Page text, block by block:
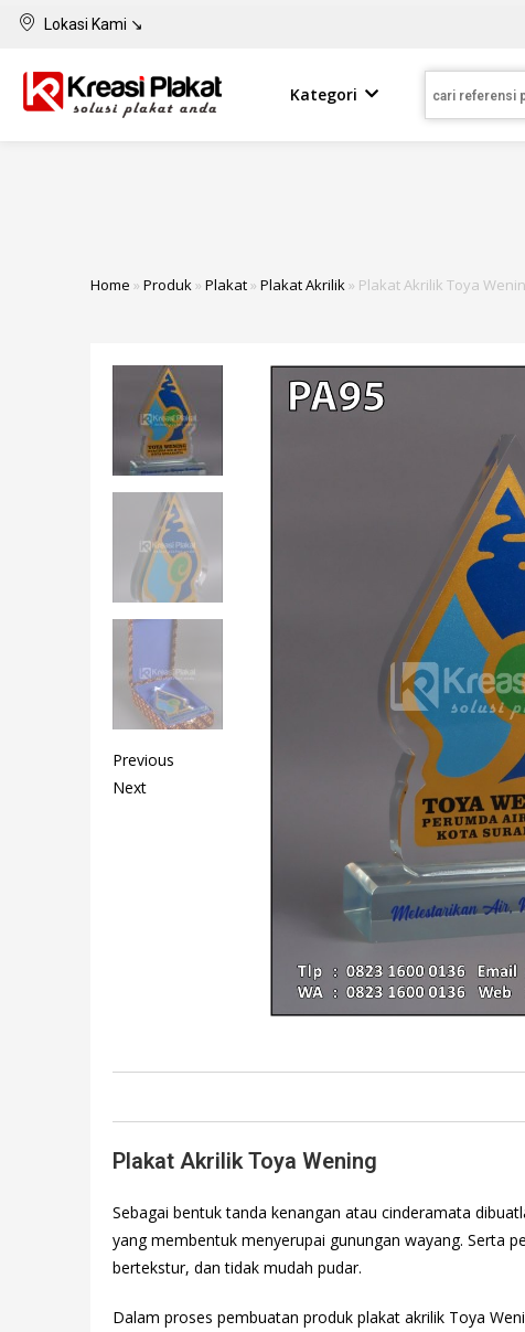
Lokasi Kami ↘
Kategori
Home » Produk» Plakat» Plakat Akrilik» Plakat Akrilik Toya
Previous
Next
Plakat Akrilik Toya Wening
Sebagai bentuk tanda kenangan atau cinderamata
yang membentuk menyerupai gunungan wayang. Serta
bertekstur, dan tidak mudah pudar.
Dalam proses pembuatan produk plakat akrilik Toya